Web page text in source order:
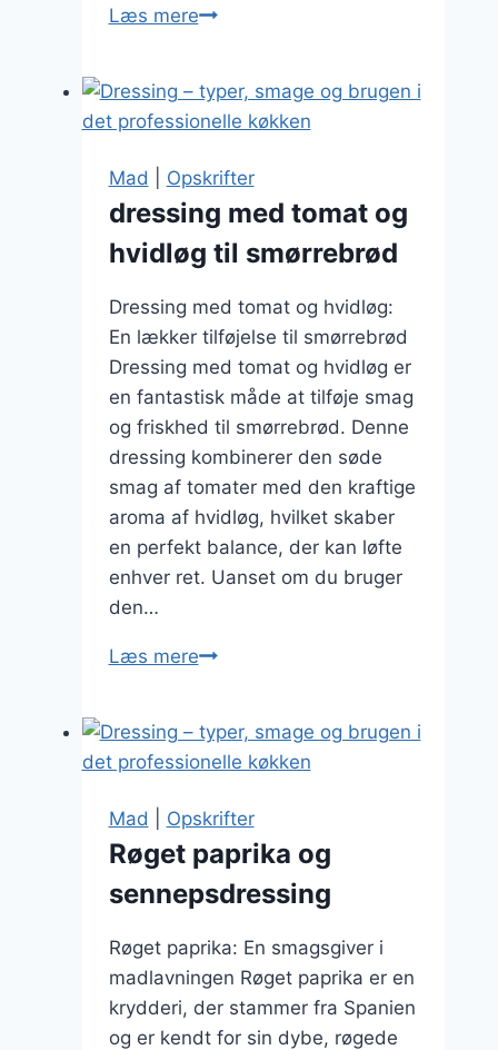
Læs mereCaesarsdressing
favorit
Mad Opskrifter
dressing med tomat og
hvidløg til smørrebrød
Dressing med tomat og hvidløg:
En lækker tilføjelse til smørrebrød
Dressing med tomat og hvidløg er
en fantastisk måde at tilføje smag
og friskhed til smørrebrød. Denne
dressing kombinerer den søde
smag af tomater med den kraftige
aroma af hvidløg, hvilket skaber
en perfekt balance, der kan løfte
enhver ret. Uanset om du bruger
den…
Læs meredressing
og
hvidløg
smørrebrød
Mad Opskrifter
Røget paprika og
sennepsdressing
Røget paprika: En smagsgiver i
madlavningen Røget paprika er en
krydderi, der stammer fra Spanien
og er kendt for sin dybe, røgede